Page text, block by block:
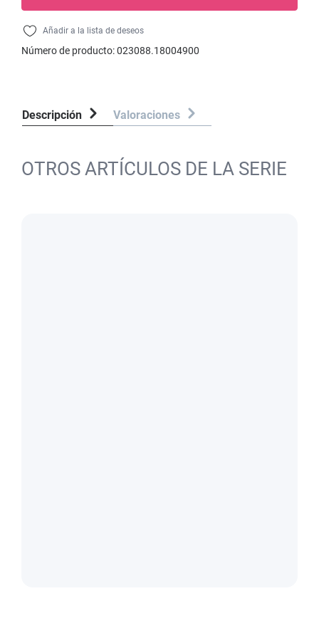
Añadir a la lista de deseos
Número de producto:023088.18004900
Descripción Valoraciones
OTROS ARTÍCULOS DE LA SERIE